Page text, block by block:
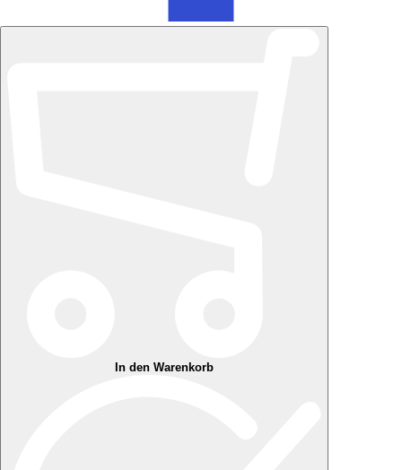
In den Warenkorb